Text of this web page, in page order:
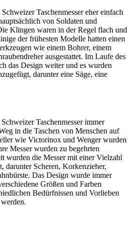
Taschenmesser eher einfach
von Soldaten und
Klingen waren in der Regel flach und
der frühesten Modelle hatten einen
wie einem Bohrer, einem
ausgestattet. Im Laufe des
das Design weiter und es wurden
darunter eine Säge, eine
Taschenmesser immer
in die Taschen von Menschen auf
wie Victorinox und Wenger wurden
Messer wurden zu begehrten
wurden die Messer mit einer Vielzahl
darunter Scheren, Korkenzieher,
Das Design wurde immer
Größen und Farben
Bedürfnissen und Vorlieben